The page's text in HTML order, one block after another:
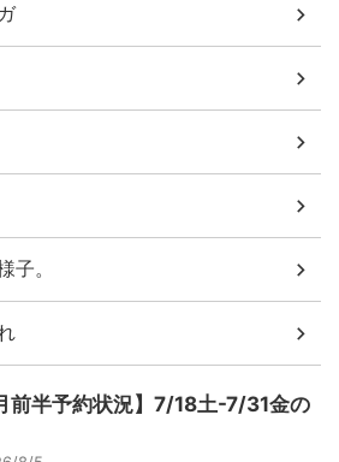
子。
前半予約状況】7/18土-7/31金の